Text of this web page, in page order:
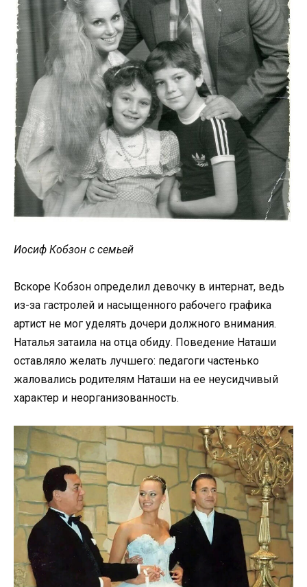
Иосиф Кобзон с семьей
Вскоре Кобзон определил девочку в интернат, ведь
из-за гастролей и насыщенного рабочего графика
артист не мог уделять дочери должного внимания.
Наталья затаила на отца обиду. Поведение Наташи
оставляло желать лучшего: педагоги частенько
жаловались родителям Наташи на ее неусидчивый
характер и неорганизованность.